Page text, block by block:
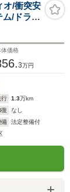
/衝突安
ム/ドライ
ABS/横
体価格
3万円
行 1.3万km
復
なし
備
法定整備付